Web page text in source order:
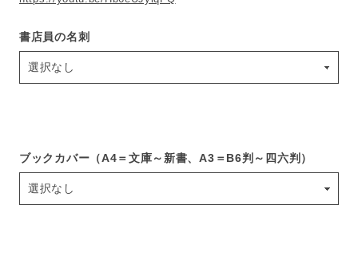
書店員の名刺
ブックカバー（A4＝文庫～新書、A3＝B6判～四六判）